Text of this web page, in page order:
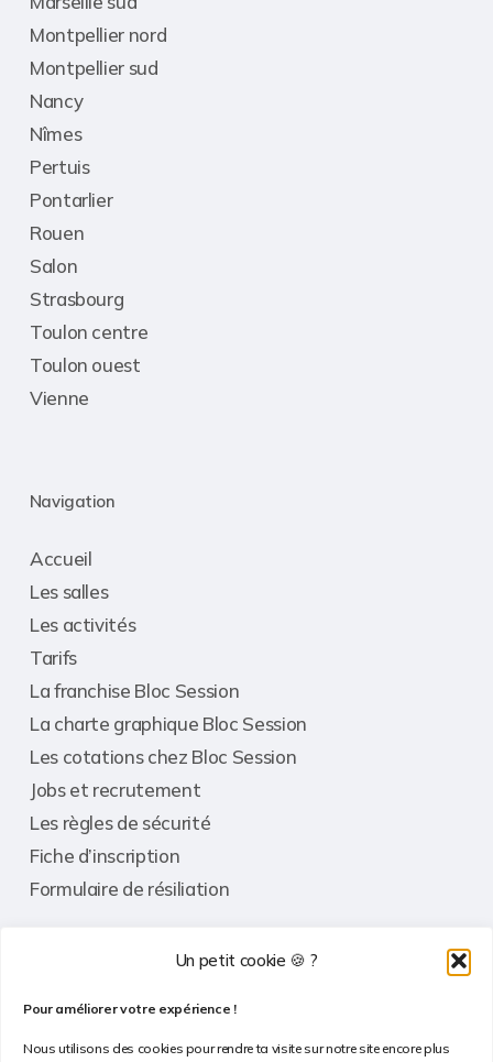
Un petit cookie 🍪 ?
Pour améliorer votre expérience !
Nous utilisons des cookies pour rendre ta visite sur notre site encore plus
Montpellier nord
Montpellier sud
Nancy
Nîmes
Pertuis
Pontarlier
Rouen
Salon
Strasbourg
Toulon centre
Toulon ouest
Vienne
Navigation
Accueil
Les salles
Les activités
Tarifs
La franchise Bloc Session
La charte graphique Bloc Session
Les cotations chez Bloc Session
Jobs et recrutement
Les règles de sécurité
Fiche d’inscription
Formulaire de résiliation
Contact